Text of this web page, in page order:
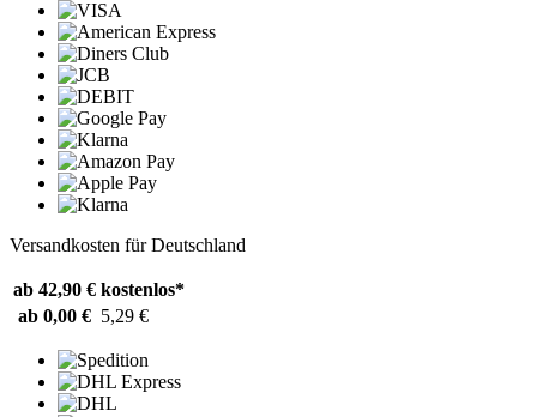
Versandkosten für Deutschland
ab 42,90 € kostenlos*
ab 0,00 € 5,29 €